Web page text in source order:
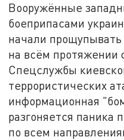
Вооружённые
боеприпасами
начали прощупывать
на всём протяжении
Спецслужбы
террористических
информационная
разгоняется паника
по всем